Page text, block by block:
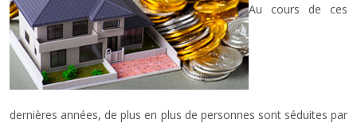
Au cours de ces
dernières années, de plus en plus de personnes sont séduites par